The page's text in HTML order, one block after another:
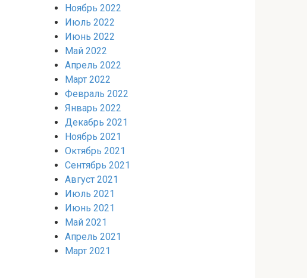
Ноябрь 2022
Июль 2022
Июнь 2022
Май 2022
Апрель 2022
Март 2022
Февраль 2022
Январь 2022
Декабрь 2021
Ноябрь 2021
Октябрь 2021
Сентябрь 2021
Август 2021
Июль 2021
Июнь 2021
Май 2021
Апрель 2021
Март 2021